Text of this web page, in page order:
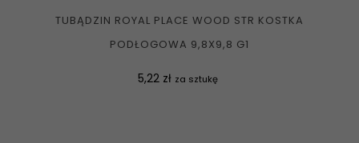
TUBĄDZIN ROYAL PLACE WOOD STR KOSTKA
PODŁOGOWA 9,8X9,8 G1
Cena
5,22 zł za sztukę